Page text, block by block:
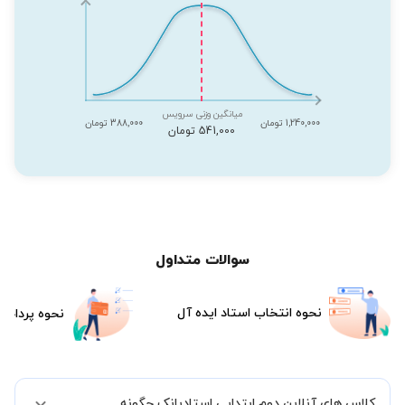
1,240,000 تومان
میانگین وزنی سرویس
541,000 تومان
388,000 تومان
سوالات متداول
نحوه انتخاب استاد ایده آل نحوه